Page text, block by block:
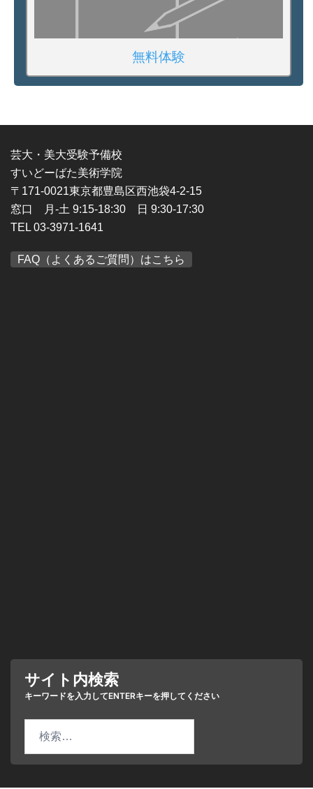
無料体験
芸大・美大受験予備校
すいどーばた美術学院
〒171-0021東京都豊島区西池袋4-2-15
窓口 月-土 9:15-18:30 日 9:30-17:30
TEL 03-3971-1641
FAQ（よくあるご質問）はこちら
サイト内検索